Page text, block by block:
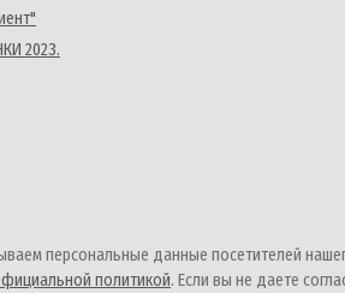
2023.
персональные данные посетителей
политикой. Если вы не даете